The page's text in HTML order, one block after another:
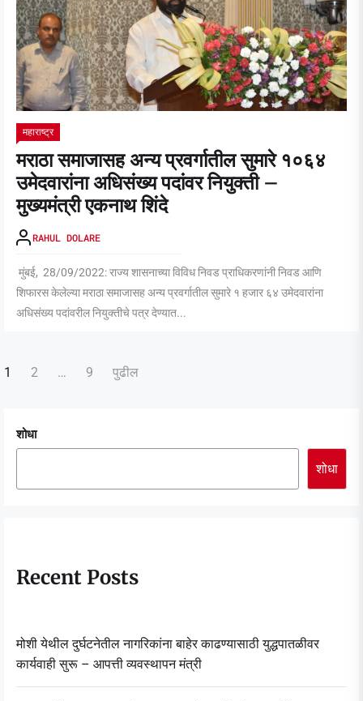
महाराष्ट्र
मराठा समाजासह अन्य प्रवर्गातील सुमारे १०६४
उमेदवारांना अधिसंख्य पदांवर नियुक्ती –
मुख्यमंत्री एकनाथ शिंदे
RAHUL DOLARE
मुंबई, 28/09/2022: राज्य शासनाच्या विविध निवड प्राधिकरणांनी निवड आणि
शिफारस केलेल्या मराठा समाजासह अन्य प्रवर्गातील सुमारे १ हजार ६४ उमेदवारांना
अधिसंख्य पदांवरील नियुक्तीचे पत्र देण्यात...
पोस्ट्स
1 2 … 9 पुढील
शोधा
शोधा
Recent Posts
मोशी येथील दुर्घटनेतील नागरिकांना बाहेर काढण्यासाठी युद्धपातळीवर
कार्यवाही सुरू – आपत्ती व्यवस्थापन मंत्री